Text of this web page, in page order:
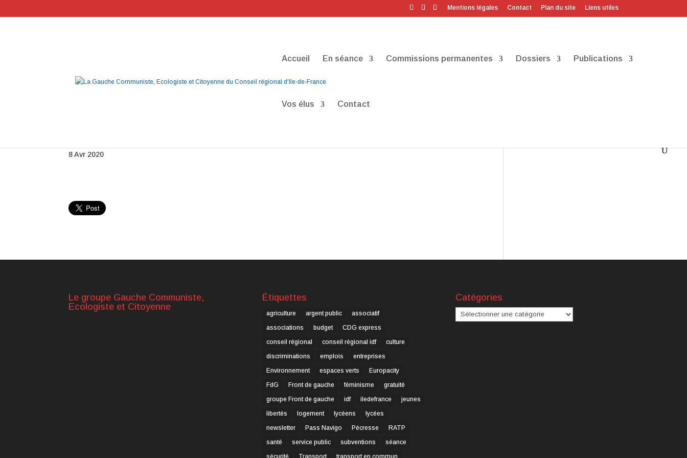
Mentions légales Contact Plan du site Liens utiles
Accueil En séance Commissions permanentes Dossiers Publications
Vos élus Contact
8 Avr 2020
Le groupe Gauche Communiste,
Ecologiste et Citoyenne
Étiquettes
agriculture argent public
associatif
associations
budget
CDG express
conseil régional
conseil régional idf
culture
discriminations
emplois
entreprises
Environnement
espaces verts
Europacity
FdG
Front de gauche féminisme
gratuité
groupe Front de gauche
idf iledefrance
jeunes
libertés
logement lycéens
lycées
newsletter
Pass Navigo Pécresse
RATP
santé
service public subventions
séance
sécurité
Transport transport en commun
Catégories
Catégories